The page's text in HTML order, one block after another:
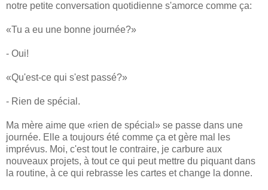
notre petite conversation quotidienne s'amorce comme ça:
«Tu a eu une bonne journée?»
- Oui!
«Qu'est-ce qui s'est passé?»
- Rien de spécial.
Ma mère aime que «rien de spécial» se passe dans une
journée. Elle a toujours été comme ça et gère mal les
imprévus. Moi, c'est tout le contraire, je carbure aux
nouveaux projets, à tout ce qui peut mettre du piquant dans
la routine, à ce qui rebrasse les cartes et change la donne.